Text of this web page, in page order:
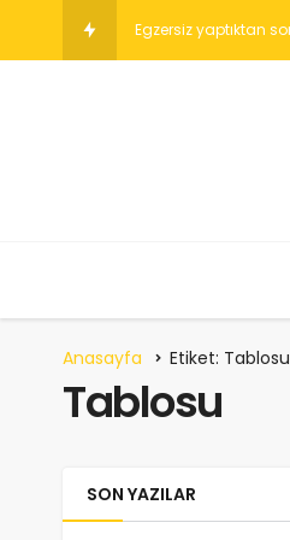
Günd
Anasayfa Etiket: Tablosu
Tablosu
SON YAZILAR